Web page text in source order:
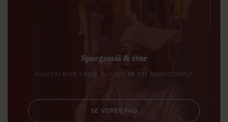
Spørgsmål & svar
KAN DU IKKE FINDE SVARET PÅ DIT SPØRGSMÅL?
SE VORES FAQ